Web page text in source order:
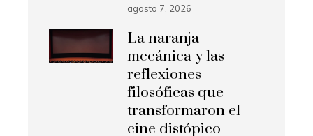
agosto 7, 2026
La naranja
mecánica y las
reflexiones
filosóficas que
transformaron el
cine distópico